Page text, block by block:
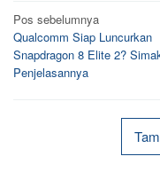
Navigasi
pos
Pos sebelumnya
Qualcomm Siap Luncurkan
Snapdragon 8 Elite 2?
Penjelasannya